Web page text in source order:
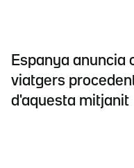
Espanya anuncia
viatgers
d'aquesta mitjanit